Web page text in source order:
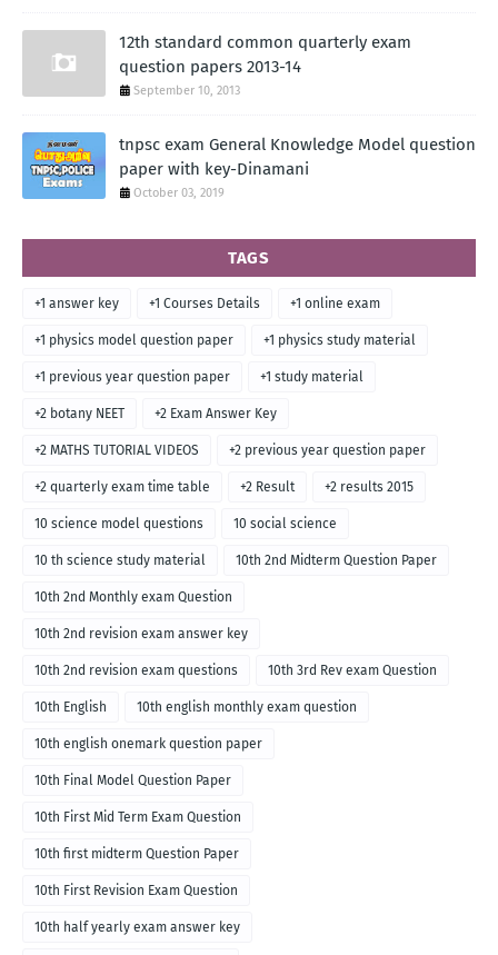
12th standard common quarterly exam
question papers 2013-14
September 10, 2013
tnpsc exam General Knowledge Model question
paper with key-Dinamani
October 03, 2019
TAGS
+1 answer key +1 Courses Details +1 online exam
+1 physics model question paper +1 physics study material
+1 previous year question paper +1 study material
+2 botany NEET +2 Exam Answer Key
+2 MATHS TUTORIAL VIDEOS +2 previous year question paper
+2 quarterly exam time table +2 Result +2 results 2015
10 science model questions 10 social science
10 th science study material 10th 2nd Midterm Question Paper
10th 2nd Monthly exam Question
10th 2nd revision exam answer key
10th 2nd revision exam questions 10th 3rd Rev exam Question
10th English 10th english monthly exam question
10th english onemark question paper
10th Final Model Question Paper
10th First Mid Term Exam Question
10th first midterm Question Paper
10th First Revision Exam Question
10th half yearly exam answer key